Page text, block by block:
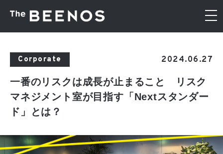
Corporate 2024.06.27
一番のリスクは成長が止まること リスク
マネジメント室が目指す「Nextスタンダー
ド」とは？